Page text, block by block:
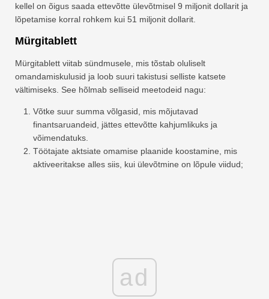
kellel on õigus saada ettevõtte ülevõtmisel 9 miljonit dollarit ja
lõpetamise korral rohkem kui 51 miljonit dollarit.
Mürgitablett
Mürgitablett viitab sündmusele, mis tõstab oluliselt
omandamiskulusid ja loob suuri takistusi selliste katsete
vältimiseks. See hõlmab selliseid meetodeid nagu:
Võtke suur summa võlgasid, mis mõjutavad
finantsaruandeid, jättes ettevõtte kahjumlikuks ja
võimendatuks.
Töötajate aktsiate omamise plaanide koostamine, mis
aktiveeritakse alles siis, kui ülevõtmine on lõpule viidud;
ad